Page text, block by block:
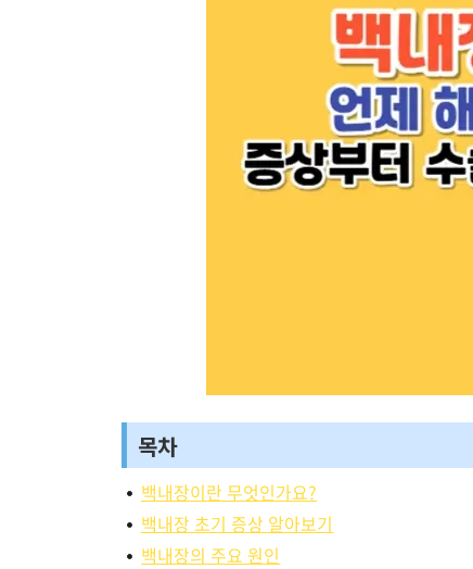
목차
백내장이란 무엇인가요?
백내장 초기 증상 알아보기
백내장의 주요 원인